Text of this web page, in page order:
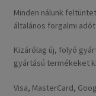
Minden nálunk
általános forgalmi adót
Kizárólag új, folyó
gyártású termékeket
Visa, MasterCard,